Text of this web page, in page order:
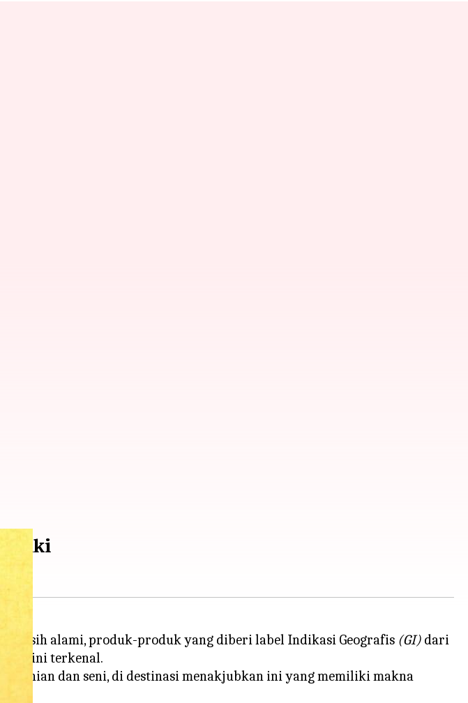
Miliki
masih alami, produk-produk yang diberi label Indikasi Geografis (GI) dari
laut ini terkenal.
dan seni, di destinasi menakjubkan ini yang memiliki makna